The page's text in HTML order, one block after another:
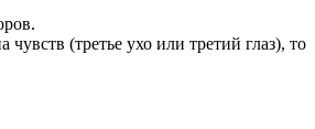
(третье ухо или третий глаз), то